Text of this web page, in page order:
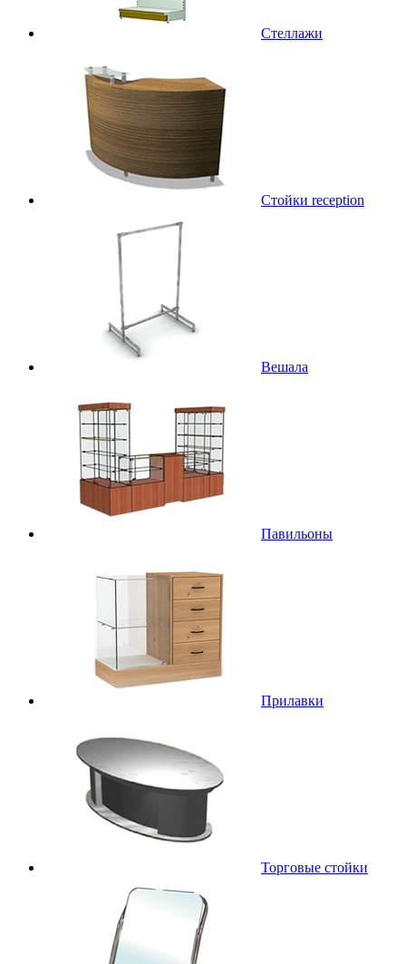
Стеллажи
Стойки reception
Вешала
Павильоны
Прилавки
Торговые стойки